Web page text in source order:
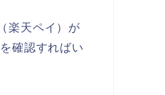
楽天ペイ）が
確認すればい